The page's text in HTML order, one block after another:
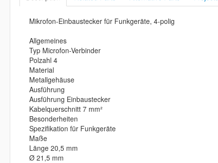
Mikrofon-Einbaustecker für Funkgeräte, 4-polig
Allgemeines
Typ Microfon-Verbinder
Polzahl 4
Material
Metallgehäuse
Ausführung
Ausführung Einbaustecker
Kabelquerschnitt 7 mm²
Besonderheiten
Spezifikation für Funkgeräte
Maße
Länge 20,5 mm
Ø 21,5 mm